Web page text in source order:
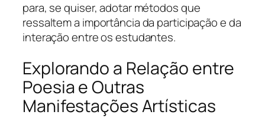
para, se quiser, adotar métodos que
ressaltem a importância da participação e da
interação entre os estudantes.
Explorando a Relação entre
Poesia e Outras
Manifestações Artísticas